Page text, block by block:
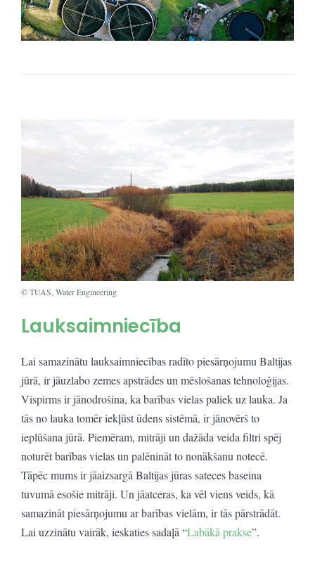
© TUAS, Water Engineering
Lauksaimniecība
Lai samazinātu lauksaimniecības radīto piesārņojumu Baltijas
jūrā, ir jāuzlabo zemes apstrādes un mēslošanas tehnoloģijas.
Vispirms ir jānodrošina, ka barības vielas paliek uz lauka. Ja
tās no lauka tomēr iekļūst ūdens sistēmā, ir jānovērš to
ieplūšana jūrā. Piemēram, mitrāji un dažāda veida filtri spēj
noturēt barības vielas un palēnināt to nonākšanu notecē.
Tāpēc mums ir jāaizsargā Baltijas jūras sateces baseina
tuvumā esošie mitrāji. Un jāatceras, ka vēl viens veids, kā
samazināt piesārņojumu ar barības vielām, ir tās pārstrādāt.
Lai uzzinātu vairāk, ieskaties sadaļā “Labākā prakse”.